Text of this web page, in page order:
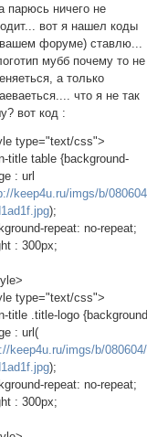
парюсь ничего не
вот я нашел коды
форуме) ставлю...
мубб почему то не
а только
что я не так
вот код :
type="text/css">
title table {background-
: url
keep4u.ru/imgs/b/
);
repeat: no-repeat;
: 300px;
type="text/css">
title .title-logo
: url(
keep4u.ru/imgs/b/
);
repeat: no-repeat;
: 300px;